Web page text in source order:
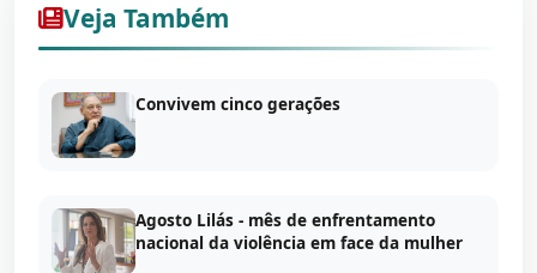
Veja Também
Convivem cinco gerações
Agosto Lilás - mês de enfrentamento
nacional da violência em face da mulher